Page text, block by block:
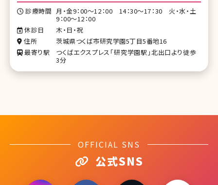
診療時間 月・金9：00～12：00 14：30～17：30 火・水・土
9：00～12：00
休診日
木・日・祝
住所
茨城県つくば市研究学園5丁目5番地16
最寄り駅
つくばエクスプレス「研究学園駅」北出口より徒歩
3分
OFFICIAL SNS
公式SNS